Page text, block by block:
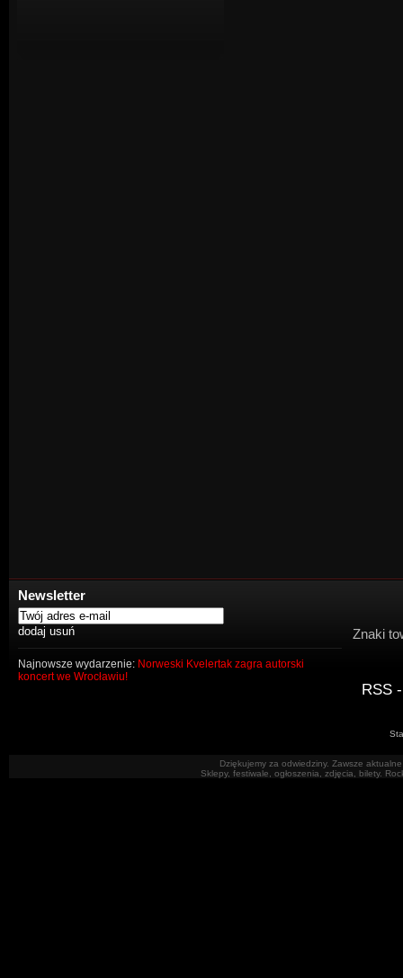
Newsletter
Najnowsze wydarzenie: Norweski Kvelertak zagra autorski
koncert we Wrocławiu!
Znaki
RSS
Dziękujemy za odwiedziny. Zawsze
Sklepy, festiwale, ogłoszenia, zdjęcia, bilety.